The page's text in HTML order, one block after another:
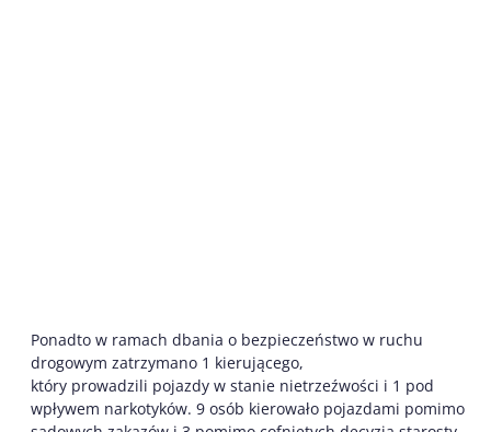
Ponadto w ramach dbania o bezpieczeństwo w ruchu
drogowym zatrzymano 1 kierującego,
który prowadzili pojazdy w stanie nietrzeźwości i 1 pod
wpływem narkotyków. 9 osób kierowało pojazdami pomimo